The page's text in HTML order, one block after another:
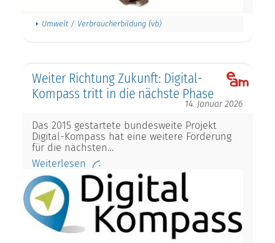
Umwelt / Verbraucherbildung (vb)
Weiter Richtung Zukunft: Digital-
Kompass tritt in die nächste Phase
14. Januar 2026
Das 2015 gestartete bundesweite Projekt
Digital-Kompass hat eine weitere Förderung
für die nächsten…
Weiterlesen